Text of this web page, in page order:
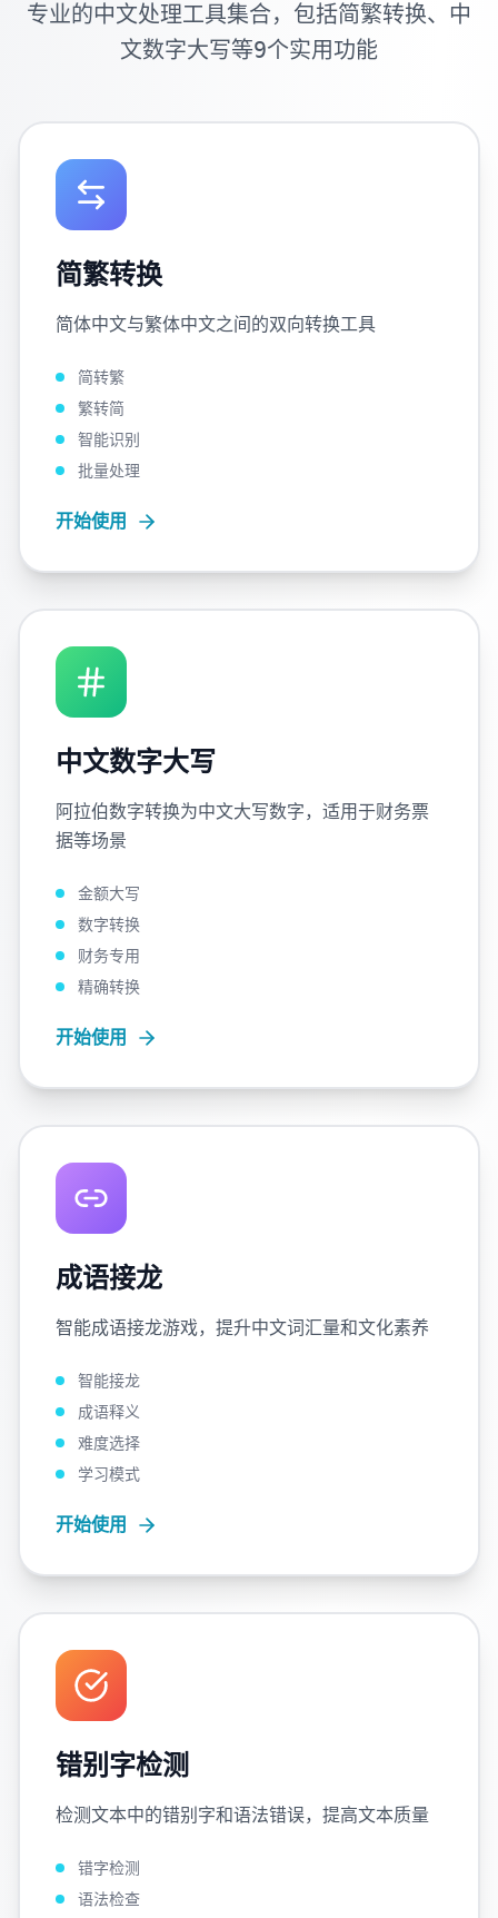
专业的中文处理工具集合，包括简繁转换、中
文数字大写等9个实用功能
简繁转换
简体中文与繁体中文之间的双向转换工具
简转繁
繁转简
智能识别
批量处理
开始使用
中文数字大写
阿拉伯数字转换为中文大写数字，适用于财务票
据等场景
金额大写
数字转换
财务专用
精确转换
开始使用
成语接龙
智能成语接龙游戏，提升中文词汇量和文化素养
智能接龙
成语释义
难度选择
学习模式
开始使用
错别字检测
检测文本中的错别字和语法错误，提高文本质量
错字检测
语法检查